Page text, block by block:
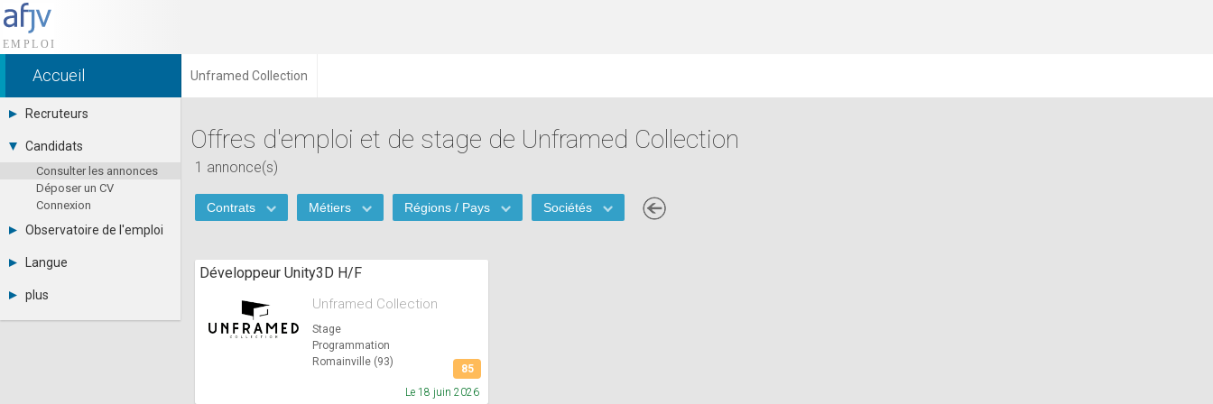
Accueil Unframed Collection
Recruteurs
Déposer une annonce
Tarifs
Interface recruteur
Candidats
Consulter les annonces
Déposer un CV
Connexion
Observatoire de l'emploi
Par métier
Par contrat
Langue
Español
plus
Actualités
Offres d'emploi et de stage de Unframed Collection
1 annonce(s)
Contrats Métiers Régions / Pays Sociétés
Stage
Développeur Unity3D H/F
Unframed Collection
Programmation
Romainville (93)
Le 18 juin 2026
85